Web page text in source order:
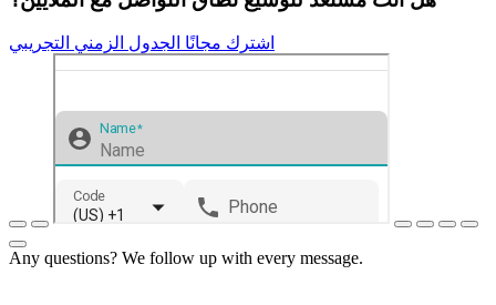
اشترك مجانًا الجدول الزمني التجريبي
Any questions? We follow up with every message.